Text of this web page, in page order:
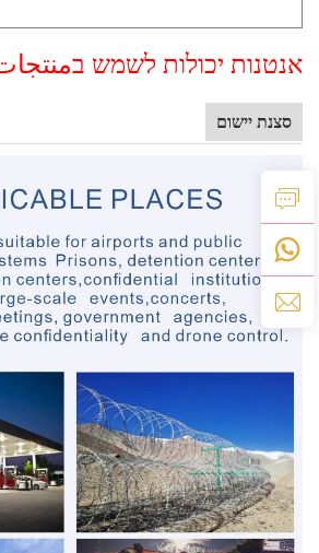
אנטנות יכולות לשמש
סצנת יישום